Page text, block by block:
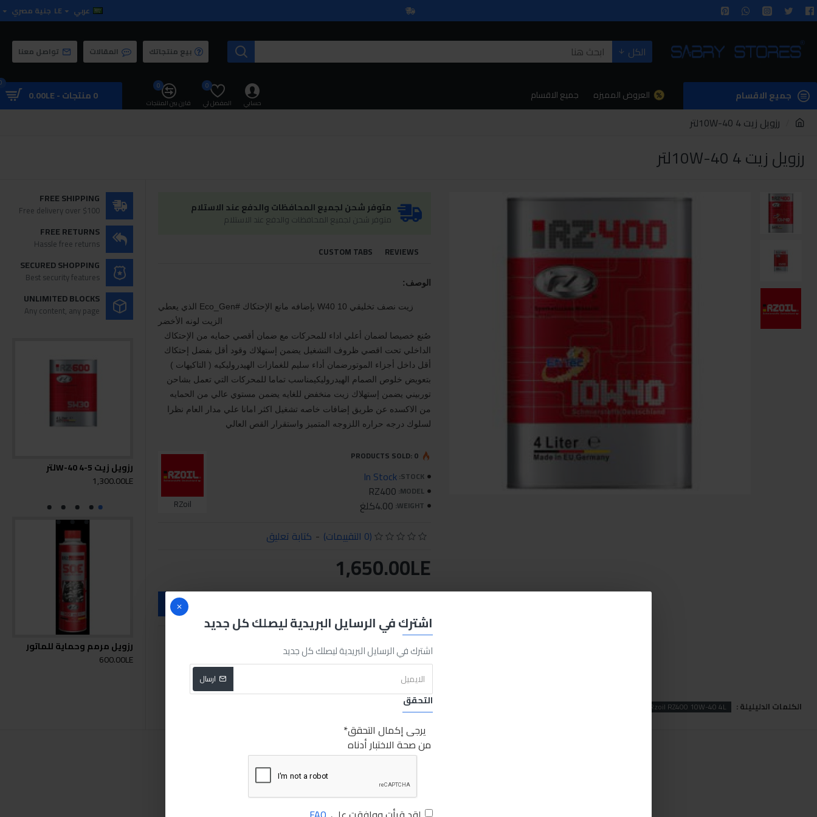
اشترك في الرسايل البريدية ليصلك كل جديد
اشترك في الرسايل البريدية ليصلك كل جديد
ارسال
التحقق
يرجى إكمال التحقق
من صحة الاختبار أدناه
عربي LE جنية مصري
الكل بيع منتجاتك المقالات تواصل معنا
جميع الاقسام العروض المميزه جميع الاقسام
حسابي المفضل لي
0
قارن بين المنتجات
0
0 منتجات - 0.00LE
رزويل زيت 10W-40 4لتر
رزويل زيت 10W-40 4لتر
متوفر شحن لجميع المحافظات والدفع عند الاستلام
متوفر شحن لجميع المحافظات والدفع عند الاستلام
REVIEWS
CUSTOM TABS
الوصف:
زيت نصف تخليقي 10 W40 بإضافه مانع الإحتكاك #Eco_Gen
الذي يعطي
الزيت لونه الأخضر
صُنع خصيصا لضمان أعلي اداء للمحركات مع ضمان أقصي حمايه من الإحتكاك
الداخلي تحت اقصي ظروف التشغيل يضمن إستهلاك وقود أقل بفضل إحتكاك
أقل داخل أجزاء الموتور ضمان أداء سليم للغمازات الهيدروليكيه ( التاكيهات )
بتعويض خلوص الصمام الهيدروليكيمناسب تماما للمحركات التي تعمل بشاحن
توربيني يضمن إستهلاك زيت منخفض للغايه يضمن مستوي عالي من الحمايه
من الاكسده عن طريق إضافات خاصه تشغيل اكثر امانا علي مدار العام نظرا
لسلوك درجه حراره اللزوجه المتميز واستقرار القص العالي
STOCK:
In Stock
MODEL:
RZ400
WEIGHT: 4.00كلغ RZoil
PRODUCTS SOLD: 0
(0 التقييمات) - كتابة تعليق
1,650.00LE
الكلمات الدليليلة : Rzoil RZ400 10W-40 4L
Sabry stores
FREE SHIPPING
Free delivery over $100
FREE RETURNS
Hassle free returns
SECURED SHOPPING
Best security features
UNLIMITED BLOCKS
Any content, any page
رزويل زيت 5-W-40 4لتر
1,300.00LE
رزويل مرمم وحماية للماتور
600.00LE